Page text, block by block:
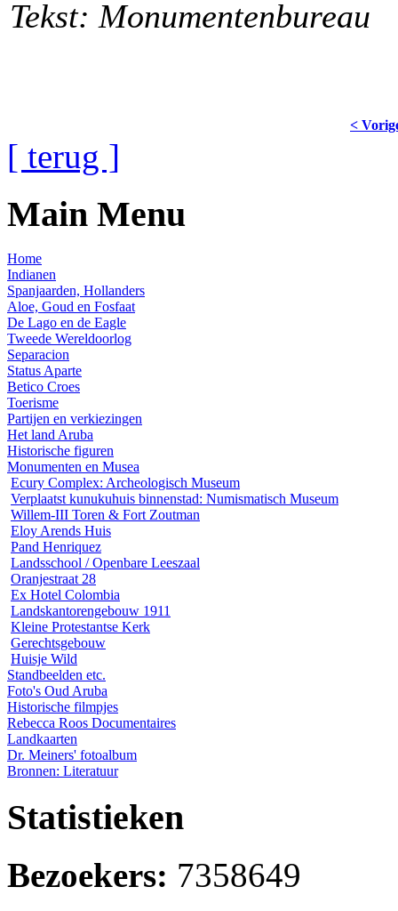
Tekst: Monumentenbureau
<
[ terug ]
Main Menu
Home
Indianen
Spanjaarden, Hollanders
Aloe, Goud en Fosfaat
De Lago en de Eagle
Tweede Wereldoorlog
Separacion
Status Aparte
Betico Croes
Toerisme
Partijen en verkiezingen
Het land Aruba
Historische figuren
Monumenten en Musea
Ecury Complex: Archeologisch Museum
Verplaatst kunukuhuis binnenstad: Numismatisch Museum
Willem-III Toren & Fort Zoutman
Eloy Arends Huis
Pand Henriquez
Landsschool / Openbare Leeszaal
Oranjestraat 28
Ex Hotel Colombia
Landskantorengebouw 1911
Kleine Protestantse Kerk
Gerechtsgebouw
Huisje Wild
Standbeelden etc.
Foto's Oud Aruba
Historische filmpjes
Rebecca Roos Documentaires
Landkaarten
Dr. Meiners' fotoalbum
Bronnen: Literatuur
Statistieken
Bezoekers: 7358649